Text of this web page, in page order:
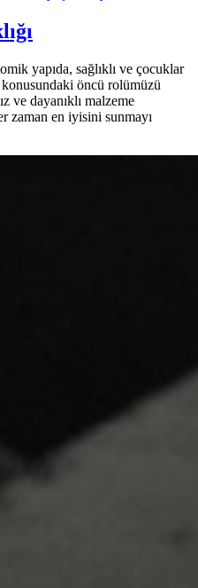
yapıda, sağlıklı ve çocuklar
öncü rolümüzü
ve dayanıklı malzeme
zaman en iyisini sunmayı